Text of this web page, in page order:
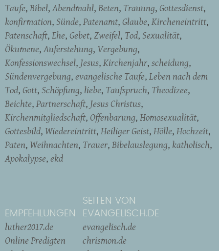
Taufe Bibel Abendmahl Beten Trauung Gottesdienst
konfirmation Sünde Patenamt Glaube Kircheneintritt
Patenschaft Ehe Gebet Zweifel Tod Sexualität
Ökumene Auferstehung Vergebung
Konfessionswechsel Jesus Kirchenjahr scheidung
Sündenvergebung evangelische Taufe Leben nach dem
Tod Gott Schöpfung liebe Taufspruch Theodizee
Beichte Partnerschaft Jesus Christus
Kirchenmitgliedschaft Offenbarung Homosexualität
Gottesbild Wiedereintritt Heiliger Geist Hölle Hochzeit
Paten Weihnachten Trauer Bibelauslegung katholisch
Apokalypse ekd
EMPFEHLUNGEN
luther2017.de
Online Predigten
SEITEN VON
EVANGELISCH.DE
evangelisch.de
chrismon.de